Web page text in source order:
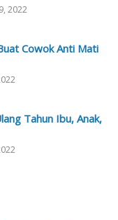
2022
Cowok Anti Mati
Tahun Ibu, Anak,